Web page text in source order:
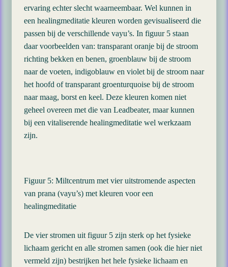
ervaring echter slecht waarneembaar. Wel kunnen in
een healingmeditatie kleuren worden gevisualiseerd die
passen bij de verschillende vayu’s. In figuur 5 staan
daar voorbeelden van: transparant oranje bij de stroom
richting bekken en benen, groenblauw bij de stroom
naar de voeten, indigoblauw en violet bij de stroom naar
het hoofd of transparant groenturquoise bij de stroom
naar maag, borst en keel. Deze kleuren komen niet
geheel overeen met die van Leadbeater, maar kunnen
bij een vitaliserende healingmeditatie wel werkzaam
zijn.
Figuur 5: Miltcentrum met vier uitstromende aspecten
van prana (vayu’s) met kleuren voor een
healingmeditatie
De vier stromen uit figuur 5 zijn sterk op het fysieke
lichaam gericht en alle stromen samen (ook die hier niet
vermeld zijn) bestrijken het hele fysieke lichaam en